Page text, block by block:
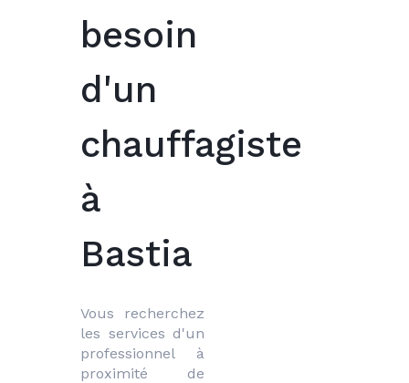
besoin
d'un
chauffagiste
à
Bastia
Vous recherchez
les services d'un
professionnel à
proximité de